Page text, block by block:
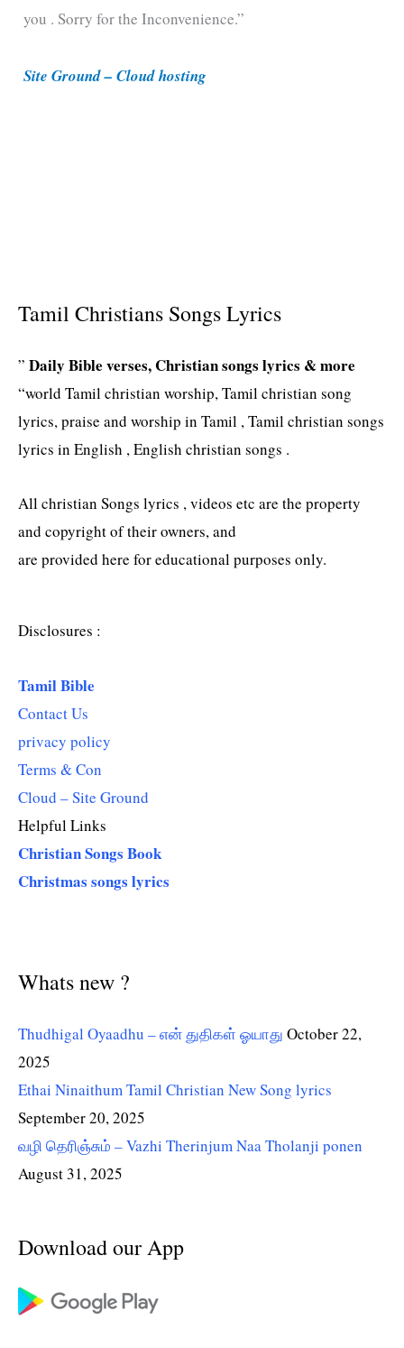
r
e
you . Sorry for the Inconvenience.”
Site Ground – Cloud hosting
Tamil Christians Songs Lyrics
” Daily Bible verses, Christian songs lyrics & more
“world Tamil christian worship, Tamil christian song
lyrics, praise and worship in Tamil , Tamil christian songs
lyrics in English , English christian songs .
All christian Songs lyrics , videos etc are the property
and copyright of their owners, and
are provided here for educational purposes only.
Disclosures :
Tamil Bible
Contact Us
privacy policy
Terms & Con
Cloud – Site Ground
Helpful Links
Christian Songs Book
Christmas songs lyrics
Whats new ?
Thudhigal Oyaadhu – என் துதிகள் ஓயாது October 22,
2025
Ethai Ninaithum Tamil Christian New Song lyrics
September 20, 2025
வழி தெரிஞ்சும் – Vazhi Therinjum Naa Tholanji ponen
August 31, 2025
Download our App